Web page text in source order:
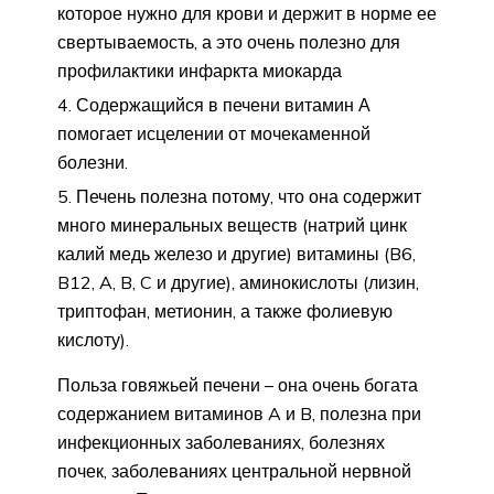
которое нужно для крови и держит в норме ее
свертываемость, а это очень полезно для
профилактики инфаркта миокарда
Содержащийся в печени витамин А
помогает исцелении от мочекаменной
болезни.
Печень полезна потому, что она содержит
много минеральных веществ (натрий цинк
калий медь железо и другие) витамины (B6,
B12, A, B, C и другие), аминокислоты (лизин,
триптофан, метионин, а также фолиевую
кислоту).
Польза говяжьей печени – она очень богата
содержанием витаминов A и B, полезна при
инфекционных заболеваниях, болезнях
почек, заболеваниях центральной нервной